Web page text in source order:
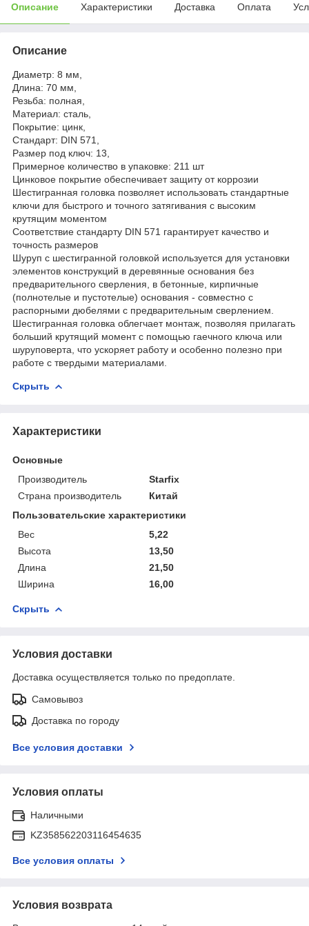
Описание Характеристики Доставка Оплата
Описание
Диаметр: 8 мм,
Длина: 70 мм,
Резьба: полная,
Материал: сталь,
Покрытие: цинк,
Стандарт: DIN 571,
Размер под ключ: 13,
Примерное количество в упаковке: 211 шт
Цинковое покрытие обеспечивает защиту от коррозии
Шестигранная головка позволяет использовать стандартные
ключи для быстрого и точного затягивания с высоким
крутящим моментом
Соответствие стандарту DIN 571 гарантирует качество и
точность размеров
Шуруп с шестигранной головкой используется для установки
элементов конструкций в деревянные основания без
предварительного сверления, в бетонные, кирпичные
(полнотелые и пустотелые) основания - совместно с
распорными дюбелями с предварительным сверлением.
Шестигранная головка облегчает монтаж, позволяя прилагать
больший крутящий момент с помощью гаечного ключа или
шуруповерта, что ускоряет работу и особенно полезно при
работе с твердыми материалами.
Скрыть
Характеристики
Основные
Производитель
Starfix
Страна производитель
Китай
Пользовательские характеристики
Вес
5,22
Высота
13,50
Длина
21,50
Ширина
16,00
Скрыть
Условия доставки
Доставка осуществляется только по предоплате.
Самовывоз
Доставка по городу
Все условия доставки
Условия оплаты
Наличными
KZ358562203116454635
Все условия оплаты
Условия возврата